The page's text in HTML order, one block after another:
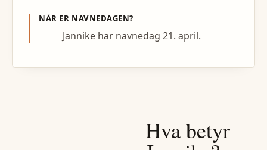
NÅR ER NAVNEDAGEN?
Jannike har navnedag 21. april.
Hva betyr